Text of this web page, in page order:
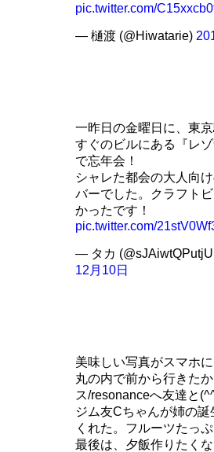
pic.twitter.com/
— 樋渡 (@Hiwatarie)
一昨日の金曜日に、東
すぐのビルにある『レ
で忘年会！
シャレた都会の大人向
バーでした。クラフト
かったです！
pic.twitter.com/
— タカ
12月10日
美味しい写真がスマホ
丸の内で前から行きた
ス/resonanceへ友達と
ジム友Cちゃんが姉の誕
くれた。フルーツたっ
最後は、夕飯作りたく